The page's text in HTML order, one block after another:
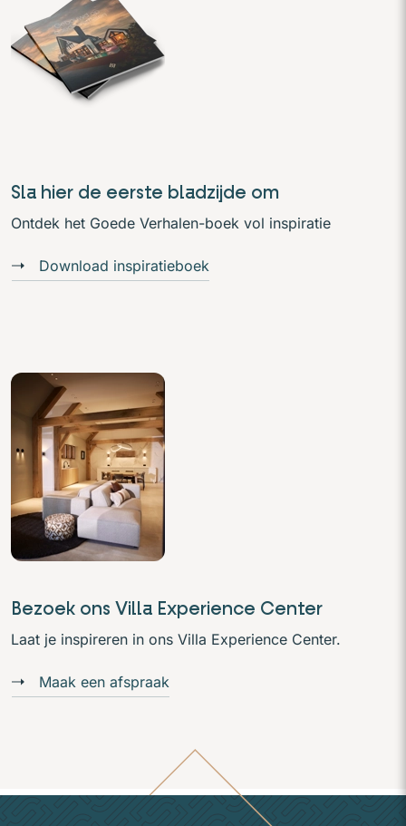
Sla hier de eerste bladzijde om
Ontdek het Goede Verhalen-boek vol inspiratie
Download inspiratieboek
Bezoek ons Villa Experience Center
Laat je inspireren in ons Villa Experience Center.
Maak een afspraak